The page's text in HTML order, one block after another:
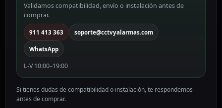
Validamos compatibilidad, envío o instalación antes de
comprar.
911 413 363 soporte@cctvyalarmas.com
WhatsApp
L-V 10:00–19:00
Si tienes dudas de compatibilidad o instalación, te respondemos
antes de comprar.